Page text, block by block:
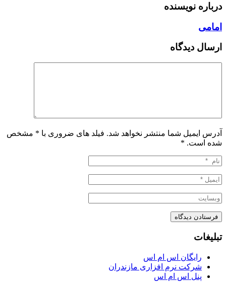
درباره نویسنده
امامی
ارسال دیدگاه
آدرس ایمیل شما منتشر نخواهد شد. فیلد های ضروری با * مشخص
شده است. *
تبلیغات
رایگان اس ام اس
شرکت نرم افزاری مازندران
پنل اس ام اس